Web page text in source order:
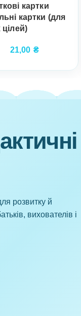
картки
картки (для
цілей)
21,00 ₴
розвитку й
вихователів і